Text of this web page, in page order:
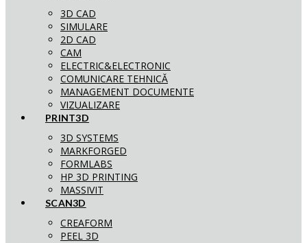
3D CAD
SIMULARE
2D CAD
CAM
ELECTRIC&ELECTRONIC
COMUNICARE TEHNICĂ
MANAGEMENT DOCUMENTE
VIZUALIZARE
PRINT3D
3D SYSTEMS
MARKFORGED
FORMLABS
HP 3D PRINTING
MASSIVIT
SCAN3D
CREAFORM
PEEL 3D